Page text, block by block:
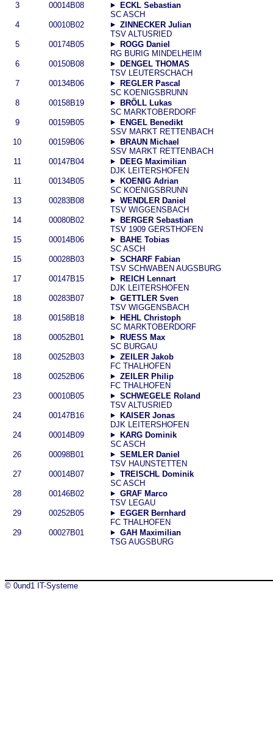
3
00014B08
ECKL Sebastian
SC ASCH
4
00010B02
ZINNECKER Julian
TSV ALTUSRIED
5
00174B05
ROGG Daniel
RG BURIG MINDELHEIM
6
00150B08
DENGEL THOMAS
TSV LEUTERSCHACH
7
00134B06
REGLER Pascal
SC KOENIGSBRUNN
8
00158B19
BRÖLL Lukas
SC MARKTOBERDORF
9
00159B05
ENGEL Benedikt
SSV MARKT RETTENBACH
10
00159B06
BRAUN Michael
SSV MARKT RETTENBACH
11
00147B04
DEEG Maximilian
DJK LEITERSHOFEN
11
00134B05
KOENIG Adrian
SC KOENIGSBRUNN
13
00283B08
WENDLER Daniel
TSV WIGGENSBACH
14
00080B02
BERGER Sebastian
TSV 1909 GERSTHOFEN
15
00014B06
BAHE Tobias
SC ASCH
15
00028B03
SCHARF Fabian
TSV SCHWABEN AUGSBURG
17
00147B15
REICH Lennart
DJK LEITERSHOFEN
18
00283B07
GETTLER Sven
TSV WIGGENSBACH
18
00158B18
HEHL Christoph
SC MARKTOBERDORF
18
00052B01
RUESS Max
SC BURGAU
18
00252B03
ZEILER Jakob
FC THALHOFEN
18
00252B06
ZEILER Philip
FC THALHOFEN
23
00010B05
SCHWEGELE Roland
TSV ALTUSRIED
24
00147B16
KAISER Jonas
DJK LEITERSHOFEN
24
00014B09
KARG Dominik
SC ASCH
26
00098B01
SEMLER Daniel
TSV HAUNSTETTEN
27
00014B07
TREISCHL Dominik
SC ASCH
28
00146B02
GRAF Marco
TSV LEGAU
29
00252B05
EGGER Bernhard
FC THALHOFEN
29
00027B01
GAH Maximilian
TSG AUGSBURG
© 0und1 IT-Systeme